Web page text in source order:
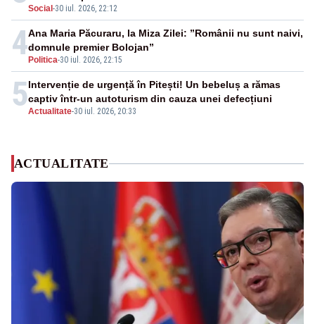
Social -30 iul. 2026, 22:12
4 Politica-30 iul. 2026, 22:15
Ana Maria Păcuraru, la Miza Zilei: ”Românii nu sunt naivi,
domnule premier Bolojan”
5Actualitate-30 iul. 2026, 20:33
Intervenție de urgență în Pitești! Un bebeluș a rămas
captiv într-un autoturism din cauza unei defecțiuni
ACTUALITATE